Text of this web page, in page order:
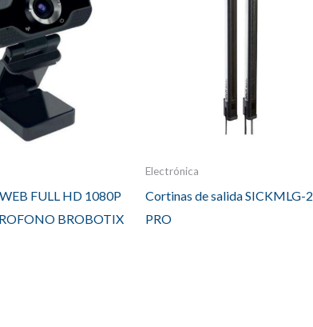
FULL HD 1080P
BROBOTIX
Electrónica
Cortinas de salida SICKMLG-2
PRO